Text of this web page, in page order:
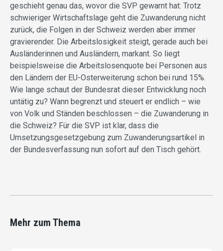
geschieht genau das, wovor die SVP gewarnt hat: Trotz
schwieriger Wirtschaftslage geht die Zuwanderung nicht
zurück, die Folgen in der Schweiz werden aber immer
gravierender. Die Arbeitslosigkeit steigt, gerade auch bei
Ausländerinnen und Ausländern, markant. So liegt
beispielsweise die Arbeitslosenquote bei Personen aus
den Ländern der EU-Osterweiterung schon bei rund 15%.
Wie lange schaut der Bundesrat dieser Entwicklung noch
untätig zu? Wann begrenzt und steuert er endlich – wie
von Volk und Ständen beschlossen – die Zuwanderung in
die Schweiz? Für die SVP ist klar, dass die
Umsetzungsgesetzgebung zum Zuwanderungsartikel in
der Bundesverfassung nun sofort auf den Tisch gehört.
Mehr zum Thema